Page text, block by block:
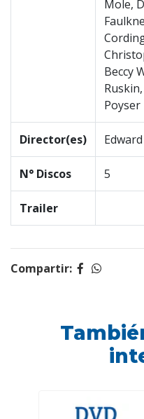
Mole,
Beccy
Poyser
Director(es)
N° Discos 5
Trailer
Compartir: